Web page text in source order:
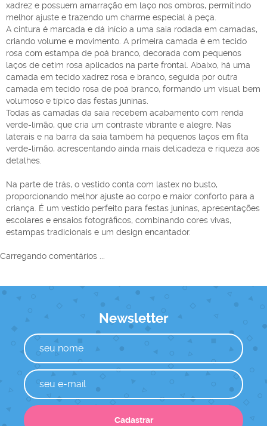
xadrez e possuem amarração em laço nos ombros, permitindo
melhor ajuste e trazendo um charme especial à peça.
A cintura é marcada e dá início a uma saia rodada em camadas,
criando volume e movimento. A primeira camada é em tecido
rosa com estampa de poá branco, decorada com pequenos
laços de cetim rosa aplicados na parte frontal. Abaixo, há uma
camada em tecido xadrez rosa e branco, seguida por outra
camada em tecido rosa de poá branco, formando um visual bem
volumoso e típico das festas juninas.
Todas as camadas da saia recebem acabamento com renda
verde-limão, que cria um contraste vibrante e alegre. Nas
laterais e na barra da saia também há pequenos laços em fita
verde-limão, acrescentando ainda mais delicadeza e riqueza aos
detalhes.
Na parte de trás, o vestido conta com lastex no busto,
proporcionando melhor ajuste ao corpo e maior conforto para a
criança. É um vestido perfeito para festas juninas, apresentações
escolares e ensaios fotográficos, combinando cores vivas,
estampas tradicionais e um design encantador.
Carregando comentários ...
Newsletter
Cadastrar